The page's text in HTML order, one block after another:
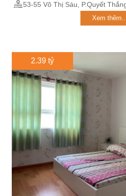
53-55 Võ Thị Sáu, P.Quyết
Xem
2.39 tỷ